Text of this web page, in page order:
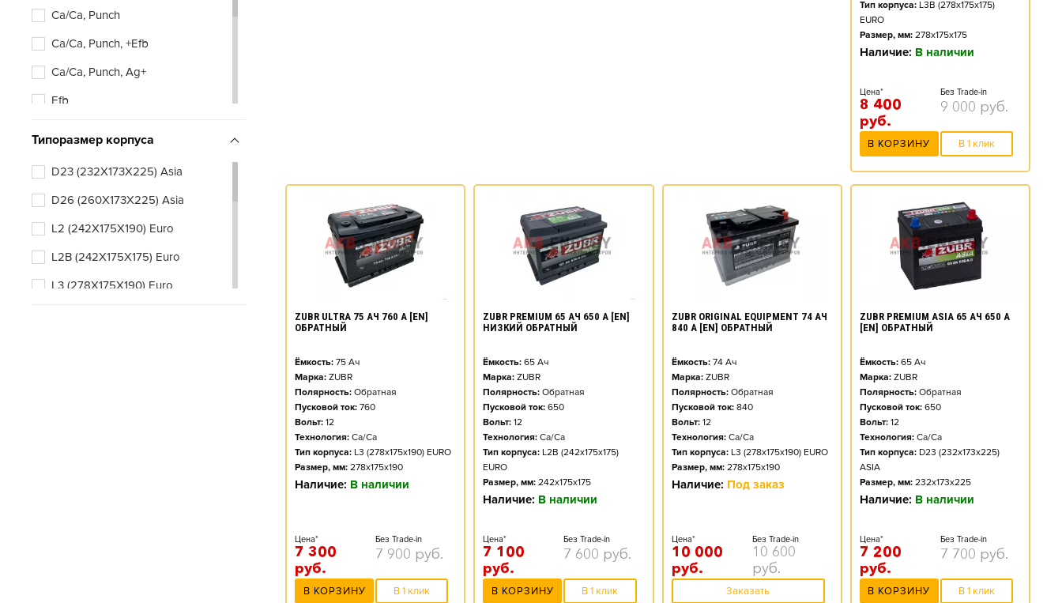
Ca/Ca, Punch
Ca/Ca, Punch, +Efb
Ca/Ca, Punch, Ag+
Efb
Типоразмер корпуса
D23 (232X173X225) Asia
D26 (260X173X225) Asia
L2 (242X175X190) Euro
L2B (242X175X175) Euro
L3 (278X175X190) Euro
Тип корпуса: L3B (278x175x175)
EURO
Размер, мм: 278x175x175
Наличие: В наличии
Цена*
8 400
руб.
Без Trade-in
9 000 руб.
В КОРЗИНУ В 1 клик
ZUBR ULTRA 75 АЧ 760 А [EN]
ОБРАТНЫЙ
Ёмкость: 75 Ач
Марка: ZUBR
Полярность: Обратная
Пусковой ток: 760
Вольт: 12
Технология: Ca/Ca
Тип корпуса: L3 (278x175x190) EURO
Размер, мм: 278x175x190
Наличие: В наличии
Цена*
7 300
руб.
Без Trade-in
7 900 руб.
В КОРЗИНУ В 1 клик
ZUBR PREMIUM 65 АЧ 650 А [EN]
НИЗКИЙ ОБРАТНЫЙ
Ёмкость: 65 Ач
Марка: ZUBR
Полярность: Обратная
Пусковой ток: 650
Вольт: 12
Технология: Ca/Ca
Тип корпуса: L2B (242x175x175)
EURO
Размер, мм: 242x175x175
Наличие: В наличии
Цена*
7 100
руб.
Без Trade-in
7 600 руб.
В КОРЗИНУ В 1 клик
ZUBR ORIGINAL EQUIPMENT 74 АЧ
840 А [EN] ОБРАТНЫЙ
Ёмкость: 74Ач
Марка: ZUBR
Полярность: Обратная
Пусковой ток: 840
Вольт: 12
Технология: Ca/Ca
Тип корпуса: L3 (278x175x190) EURO
Размер, мм: 278x175x190
Наличие: Под заказ
Цена*
10 000
руб.
Без Trade-in
10 600
руб.
Заказать
ZUBR PREMIUM ASIA 65 АЧ 650 А
[EN] ОБРАТНЫЙ
Ёмкость: 65Ач
Марка: ZUBR
Полярность: Обратная
Пусковой ток: 650
Вольт: 12
Технология: Ca/Ca
Тип корпуса: D23 (232x173x225)
ASIA
Размер, мм: 232x173x225
Наличие: В наличии
Цена*
7 200
руб.
Без Trade-in
7 700 руб.
В КОРЗИНУ В 1 клик